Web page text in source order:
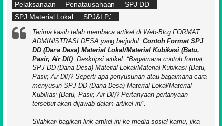
Pelaksanaan
Penatausahaan
SPJ DD
SPJ Material Lokal
SPJ&LPJ
Terima kasih telah membaca artikel di Web-Blog FORMAT
ADMINISTRASI DESA yang berjudul: Contoh Format SPJ
DD (Dana Desa) Material Lokal/Material Kubikasi (Batu,
Pasir, Air Dll). Deskripsi artikel: Bagaimana contoh format
SPJ DD (Dana Desa) Material Lokal/Material Kubikasi (Batu,
Pasir, Air Dll)? Seperti apa penyusunan atau bagaimana cara
menyusun SPJ DD (Dana Desa) Material Lokal/Material
Kubikasi (Batu, Pasir, Air Dll)? Pertanyaan-pertanyaan
tersebut akan dijawab dalam artikel ini .
Silahkan bagikan link artikel ini ke media sosial kamu, jika